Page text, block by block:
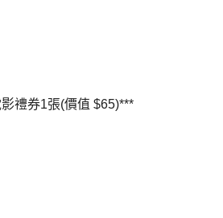
禮券1張(價值 $65)***